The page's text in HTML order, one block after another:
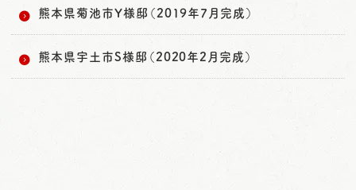
熊本県菊池市Y様邸（2019年7月完成）
熊本県宇土市S様邸（2020年2月完成）